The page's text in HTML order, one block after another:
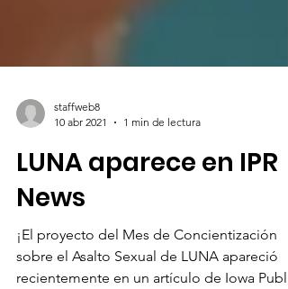
staffweb8
10 abr 2021
1 min de lectura
LUNA aparece en IPR
News
¡El proyecto del Mes de Concientización